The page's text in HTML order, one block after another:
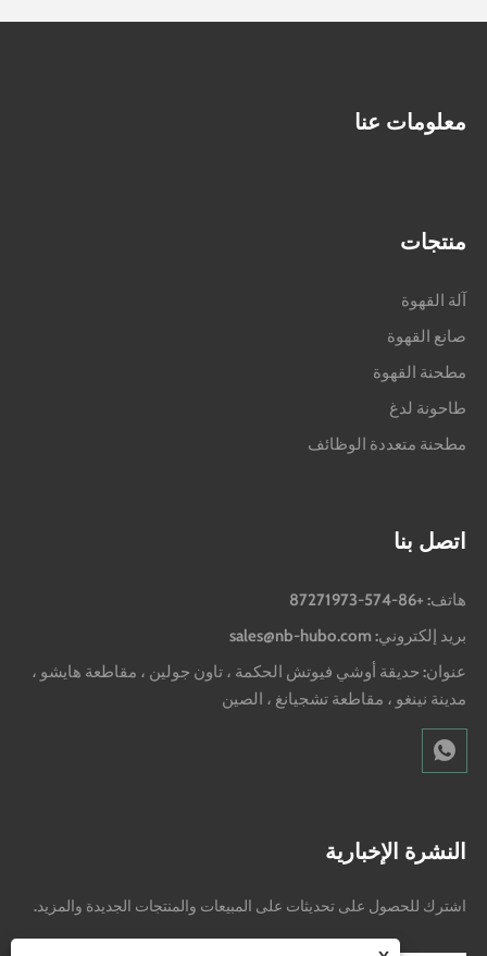
معلومات عنا
منتجات
آلة القهوة
صانع القهوة
مطحنة القهوة
طاحونة لدغ
مطحنة متعددة الوظائف
اتصل بنا
هاتف: +86-574-87271973
بريد إلكتروني: sales@nb-hubo.com
عنوان: حديقة أوشي فيوتش الحكمة ، تاون جولين ، مقاطعة هايشو ،
مدينة نينغو ، مقاطعة تشجيانغ ، الصين
النشرة الإخبارية
اشترك للحصول على تحديثات على المبيعات والمنتجات الجديدة والمزيد.